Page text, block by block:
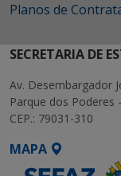
Planos de
SECRETARIA DE
Av. Desembargador
Parque dos Poderes
CEP.: 79031-310
MAPA